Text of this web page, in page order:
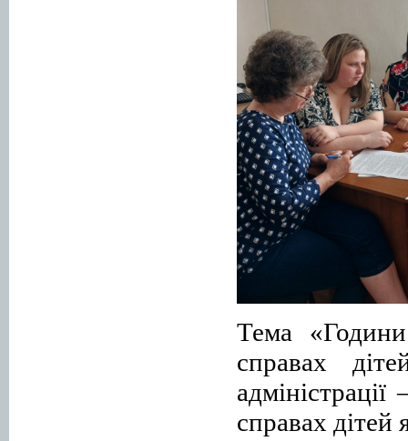
Тема
справах
справах дітей